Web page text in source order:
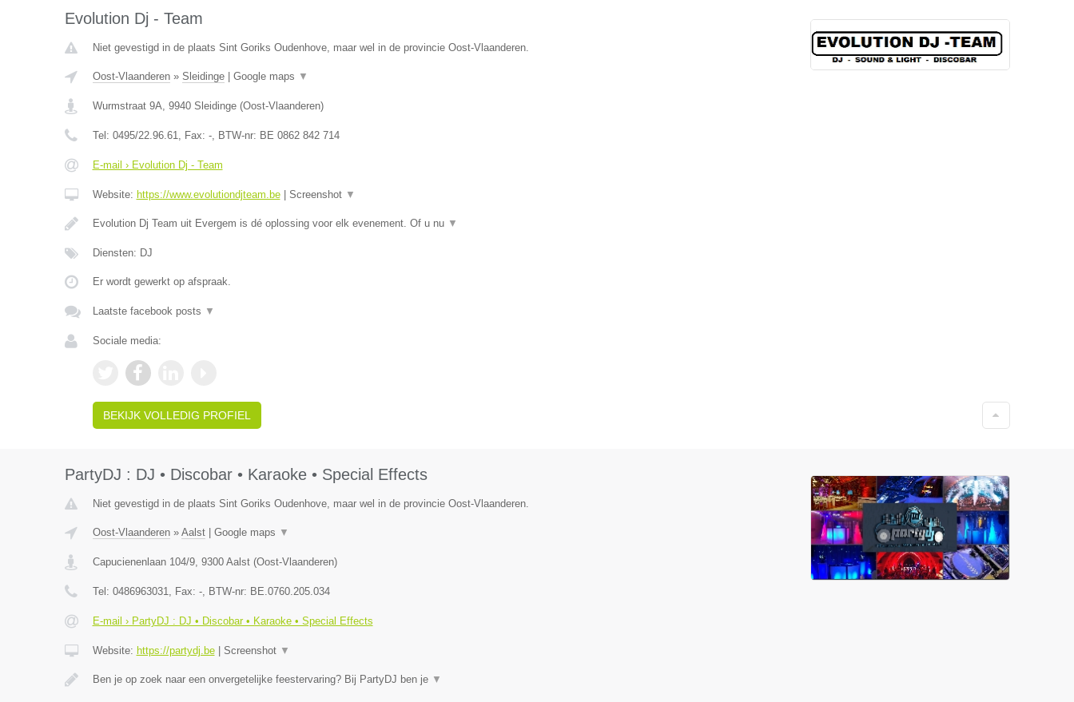
Evolution Dj - Team
Niet gevestigd in de plaats Sint Goriks Oudenhove, maar wel in de provincie Oost-Vlaanderen.
Oost-Vlaanderen» Sleidinge| Google maps ▼
Wurmstraat 9A, 9940 Sleidinge(Oost-Vlaanderen)
Tel: 0495/22.96.61, Fax: -, BTW-nr: BE 0862 842 714
E-mail › Evolution Dj - Team
Website: https://www.evolutiondjteam.be| Screenshot ▼
Evolution Dj Team uit Evergem is dé oplossing voor elk evenement. Of u nu ▼
Diensten: DJ
Er wordt gewerkt op afspraak.
Laatste facebook posts ▼
Sociale media:
BEKIJK VOLLEDIG PROFIEL
PartyDJ : DJ • Discobar • Karaoke • Special Effects
Niet gevestigd in de plaats Sint Goriks Oudenhove, maar wel in de provincie Oost-Vlaanderen.
Oost-Vlaanderen» Aalst| Google maps ▼
Capucienenlaan 104/9, 9300 Aalst(Oost-Vlaanderen)
Tel: 0486963031, Fax: -, BTW-nr: BE.0760.205.034
E-mail › PartyDJ : DJ • Discobar • Karaoke • Special Effects
Website: https://partydj.be| Screenshot ▼
Ben je op zoek naar een onvergetelijke feestervaring? Bij PartyDJ ben je ▼